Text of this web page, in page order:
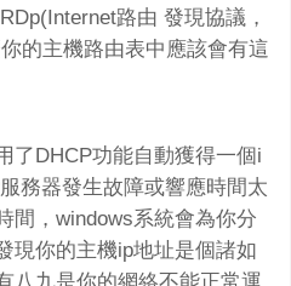
路由 發現協議，
的主機路由表中應該會有這
DHCP功能自動獲得一個i
務器發生故障或響應時間太
間，windows系統會為你分
現你的主機ip地址是個諸如